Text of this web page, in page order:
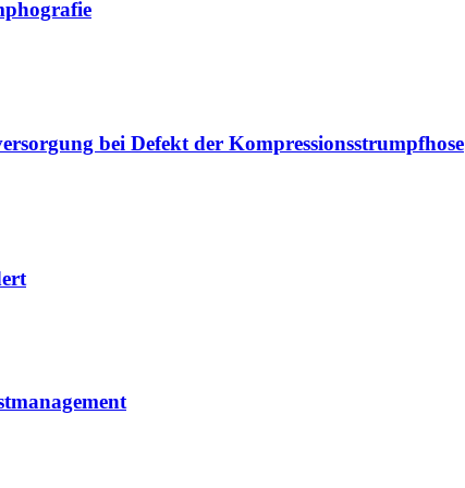
bei Defekt der Kompressionsstrumpfhose